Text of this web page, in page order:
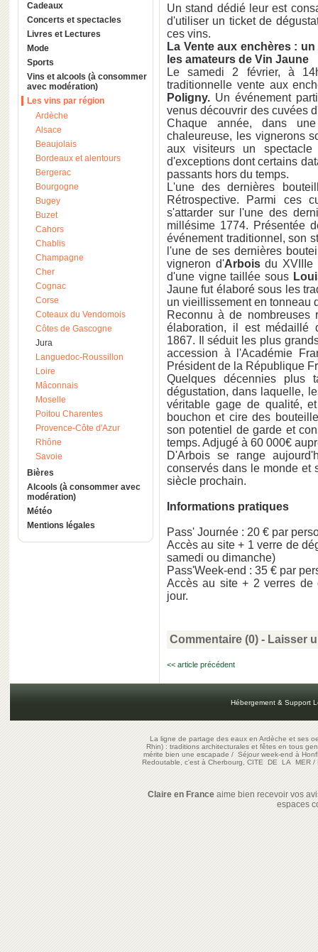
Cadeaux
Concerts et spectacles
Livres et Lectures
Mode
Sports
Vins et alcools (à consommer
avec modération)
Les vins par région
Ardèche
Alsace
Beaujolais
Bordeaux et alentours
Bergerac
Bourgogne
Bugey
Buzet
Cahors
Chablis
Champagne
Cher
Cognac
Corse
Coteaux du Vendomois
Côtes de Gascogne
Jura
Languedoc-Roussillon
Loire
Mâconnais
Moselle
Poitou Charentes
Provence-Côte d'Azur
Rhône
Savoie
Bières
Alcools (à consommer avec
modération)
Météo
Mentions légales
Un stand dédié leur est
d'utiliser un ticket de
ces vins.
La Vente aux enchères :
les amateurs de Vin Jaune
Le samedi 2 février, à
traditionnelle vente aux
Poligny. Un événement
venus découvrir des cuvées
Chaque année, dans
chaleureuse, les vignerons
aux visiteurs un
d'exceptions dont certains
passants hors du temps.
L'une des dernières
Rétrospective. Parmi ces
s'attarder sur l'une des
millésime 1774. Présentée
événement traditionnel, son
l'une de ses dernières
vigneron d'Arboisdu XVIIIe
d'une vigne taillée sous
Jaune fut élaboré sous les
un vieillissement en tonneau
Reconnu à de nombreuses
élaboration, il est médaillé
1867. Il séduit les plus
accession à l'Académie
Président de la République
Quelques décennies
dégustation, dans laquelle,
véritable gage de qualité,
bouchon et cire des
son potentiel de garde et
temps. Adjugé à 60 000€
D'Arbois se range
conservés dans le monde et
siècle prochain.
Informations pratiques
Pass' Journée : 20 € par
Accès au site + 1 verre de
samedi ou dimanche)
Pass'Week-end : 35 € par
Accès au site + 2 verres de
jour.
Commentaire (0) - Laisser
<< article précédent
Hébergement & Support
La ligne de partage des eaux en Ardèche et ses
Rhin) : traditions architecturales et fêtes en tous
mérite bien une escapade/Séjour week-end à
Redoutable, c'est à Cherbourg, CITE DE LA MER/
Claire en Franceaime bien recevoir vos
espaces